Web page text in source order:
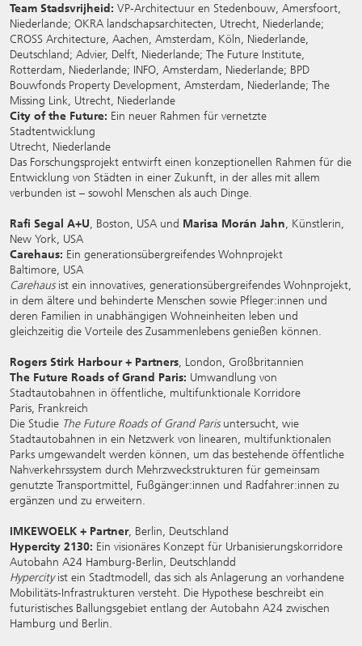
Team Stadsvrijheid: VP-Architectuur en Stedenbouw, Amersfoort,
Niederlande; OKRA landschapsarchitecten, Utrecht, Niederlande;
CROSS Architecture, Aachen, Amsterdam, Köln, Niederlande,
Deutschland; Advier, Delft, Niederlande; The Future Institute,
Rotterdam, Niederlande; INFO, Amsterdam, Niederlande; BPD
Bouwfonds Property Development, Amsterdam, Niederlande; The
Missing Link, Utrecht, Niederlande
City of the Future: Ein neuer Rahmen für vernetzte
Stadtentwicklung
Utrecht, Niederlande
Das Forschungsprojekt entwirft einen konzeptionellen Rahmen für die
Entwicklung von Städten in einer Zukunft, in der alles mit allem
verbunden ist – sowohl Menschen als auch Dinge.
Rafi Segal A+U, Boston, USA und Marisa Morán Jahn, Künstlerin,
New York, USA
Carehaus: Ein generationsübergreifendes Wohnprojekt
Baltimore, USA
Carehausist ein innovatives, generationsübergreifendes Wohnprojekt,
in dem ältere und behinderte Menschen sowie Pfleger:innen und
deren Familien in unabhängigen Wohneinheiten leben und
gleichzeitig die Vorteile des Zusammenlebens genießen können.
Rogers Stirk Harbour + Partners, London, Großbritannien
The Future Roads of Grand Paris: Umwandlung von
Stadtautobahnen in öffentliche, multifunktionale Korridore
Paris, Frankreich
Die Studie The Future Roads of Grand Parisuntersucht, wie
Stadtautobahnen in ein Netzwerk von linearen, multifunktionalen
Parks umgewandelt werden können, um das bestehende öffentliche
Nahverkehrssystem durch Mehrzweckstrukturen für gemeinsam
genutzte Transportmittel, Fußgänger:innen und Radfahrer:innen zu
ergänzen und zu erweitern.
IMKEWOELK + Partner, Berlin, Deutschland
Hypercity 2130: Ein visionäres Konzept für Urbanisierungskorridore
Autobahn A24 Hamburg-Berlin, Deutschlandd
Hypercityist ein Stadtmodell, das sich als Anlagerung an vorhandene
Mobilitäts-Infrastrukturen versteht. Die Hypothese beschreibt ein
futuristisches Ballungsgebiet entlang der Autobahn A24 zwischen
Hamburg und Berlin.